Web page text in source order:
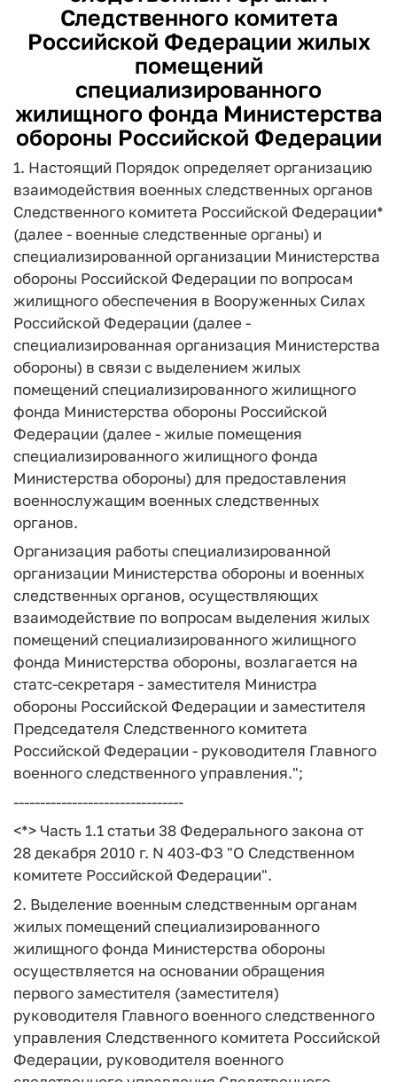
Следственного комитета
Российской Федерации жилых
помещений
специализированного
жилищного фонда Министерства
обороны Российской Федерации
1. Настоящий Порядок определяет организацию
взаимодействия военных следственных органов
Следственного комитета Российской Федерации*
(далее - военные следственные органы) и
специализированной организации Министерства
обороны Российской Федерации по вопросам
жилищного обеспечения в Вооруженных Силах
Российской Федерации (далее -
специализированная организация Министерства
обороны) в связи с выделением жилых
помещений специализированного жилищного
фонда Министерства обороны Российской
Федерации (далее - жилые помещения
специализированного жилищного фонда
Министерства обороны) для предоставления
военнослужащим военных следственных
органов.
Организация работы специализированной
организации Министерства обороны и военных
следственных органов, осуществляющих
взаимодействие по вопросам выделения жилых
помещений специализированного жилищного
фонда Министерства обороны, возлагается на
статс-секретаря - заместителя Министра
обороны Российской Федерации и заместителя
Председателя Следственного комитета
Российской Федерации - руководителя Главного
военного следственного управления.";
--------------------------------
<*> Часть 1.1 статьи 38 Федерального закона от
28 декабря 2010 г. N 403-ФЗ "О Следственном
комитете Российской Федерации".
2. Выделение военным следственным органам
жилых помещений специализированного
жилищного фонда Министерства обороны
осуществляется на основании обращения
первого заместителя (заместителя)
руководителя Главного военного следственного
управления Следственного комитета Российской
Федерации, руководителя военного